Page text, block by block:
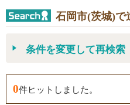
石岡市(茨城)で
条件を変更して再検索
0件ヒットしました。